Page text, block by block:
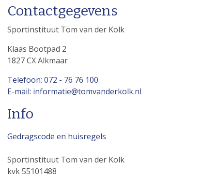
Contactgegevens
Sportinstituut Tom van der Kolk
Klaas Bootpad 2
1827 CX Alkmaar
Telefoon: 072 - 76 76 100
E-mail: informatie@tomvanderkolk.nl
Info
Gedragscode en huisregels
Sportinstituut Tom van der Kolk
kvk 55101488